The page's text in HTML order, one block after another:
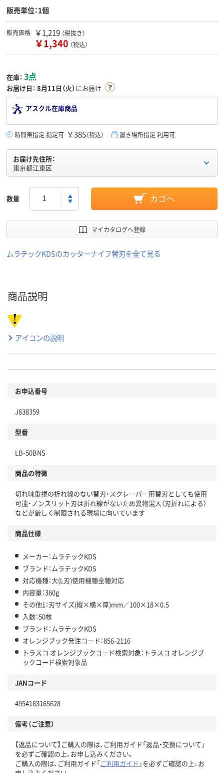
販売単位：1個
販売価格 ￥1,219 （税抜き）
￥1,340 （税込）
在庫： 3点
お届け日： 8月11日（火）にお届け
アスクル在庫商品
時間帯指定 指定可 ￥385（税込） 置き場所指定 利用可
お届け先住所：
東京都江東区
数量 カゴへ
マイカタログへ登録
ムラテックKDSのカッターナイフ替刃を全て見る
商品説明
アイコンの説明
お申込番号
J838359
型番
LB-50BNS
商品の特徴
切れ味重視の折れ線のない替刃・スクレーパー用替刃としても使用
可能・ノンスリット刃は折れ線がないため異物混入（刃折れによる）
などが厳しく制限される現場に向いています
商品仕様
メーカー：ムラテックKDS
ブランド：ムラテックKDS
対応機種：大(L刃)使用機種全種対応
内容量：360g
その他1：刃サイズ(縦×横×厚)mm／100×18×0.5
入数：50枚
ブランド：ムラテックKDS
オレンジブック発注コード：856-2116
トラスコ オレンジブックコード検索対象：トラスコ オレンジブ
ックコード検索対象品
JANコード
4954183165628
備考（ご注意）
【返品について】ご購入の際は、ご利用ガイド「返品・交換について」
を必ずご確認の上、お申し込みください。
ご購入の際は、ご利用ガイド「ご利用ガイド 」を必ずご確認の上、お